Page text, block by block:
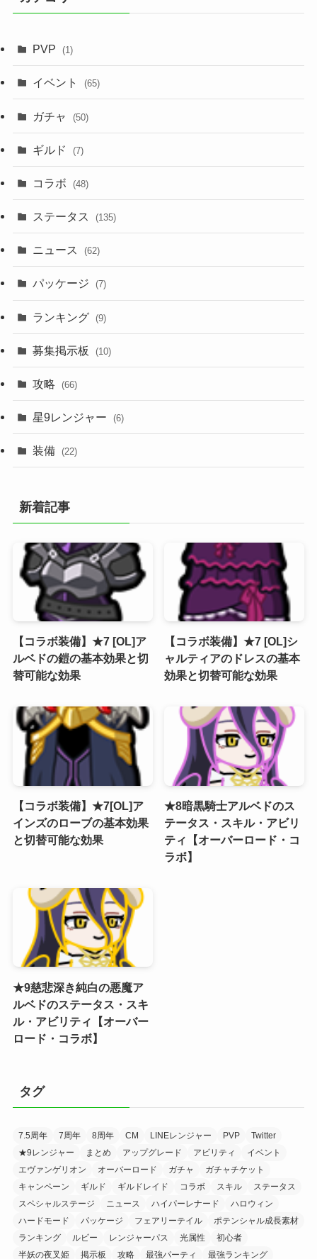
PVP (1)
イベント (65)
ガチャ (50)
ギルド (7)
コラボ (48)
ステータス (135)
ニュース (62)
パッケージ (7)
ランキング (9)
募集掲示板 (10)
攻略 (66)
星9レンジャー (6)
装備 (22)
新着記事
【コラボ装備】★7 [OL]ア
ルベドの鎧の基本効果と切
替可能な効果
【コラボ装備】★7 [OL]シ
ャルティアのドレスの基本
効果と切替可能な効果
【コラボ装備】★7[OL]ア
インズのローブの基本効果
と切替可能な効果
★8暗黒騎士アルベドのス
テータス・スキル・アビリ
ティ【オーバーロード・コ
ラボ】
★9慈悲深き純白の悪魔ア
ルベドのステータス・スキ
ル・アビリティ【オーバー
ロード・コラボ】
タグ
7.5周年 7周年 8周年 CM LINEレンジャー PVP
Twitter
★9レンジャー
まとめ アップグレード アビリティ
イベント
エヴァンゲリオン
オーバーロード ガチャ
ガチャチケット
キャンペーン
ギルド ギルドレイド コラボ スキル
ステータス
スペシャルステージ
ニュース ハイパーレナード
ハロウィン
ハードモード
パッケージ フェアリーテイル
ポテンシャル成長素材
ランキング
ルビー レンジャーパス 光属性
初心者
半妖の夜叉姫
掲示板 攻略 最強パーティ 最強ランキング